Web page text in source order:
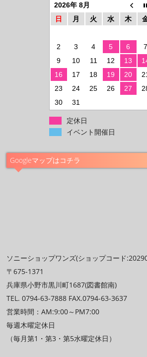
2026年 8月
日
月 火 水 木
2
3 4 5 6 7
9
10 11 12 13
16
17 18 19 20
23
24 25 26 27
30
31
定休日
イベント開催日
Googleマップはコチラ
ソニーショップワンズ(ショップコード
〒675-1371
兵庫県小野市黒川町1687(図書館南)
TEL. 0794-63-7888 FAX.0794-63-3637
営業時間：AM:9:00～PM7:00
毎週木曜定休日
（毎月第1・第3・第5水曜定休日）